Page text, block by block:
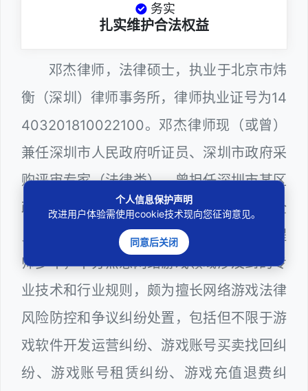
务实
扎实维护合法权益
邓杰律师，法律硕士，执业于北京市炜
衡（深圳）律师事务所，律师执业证号为14
403201810022100。邓杰律师现（或曾）
兼任深圳市人民政府听证员、深圳市政府采
购评审专家（法律类），曾担任深圳市某区
政府系统公职律师、计算机信息网络安全
员、WEB前端开发和WEB服务器维护工程
师多年，十分熟悉网络游戏领域涉及到的专
业技术和行业规则，颇为擅长网络游戏法律
风险防控和争议纠纷处置，包括但不限于游
戏软件开发运营纠纷、游戏账号买卖找回纠
纷、游戏账号租赁纠纷、游戏充值退费纠
个人信息保护声明
改进用户体验需使用cookie技术现向您征询意见。
同意后关闭